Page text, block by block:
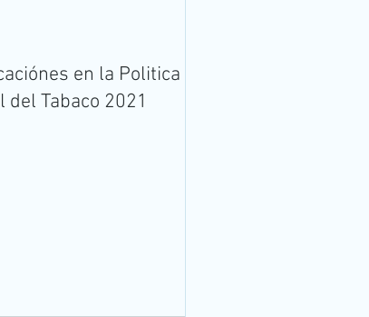
en la Politica de
del Tabaco 2021